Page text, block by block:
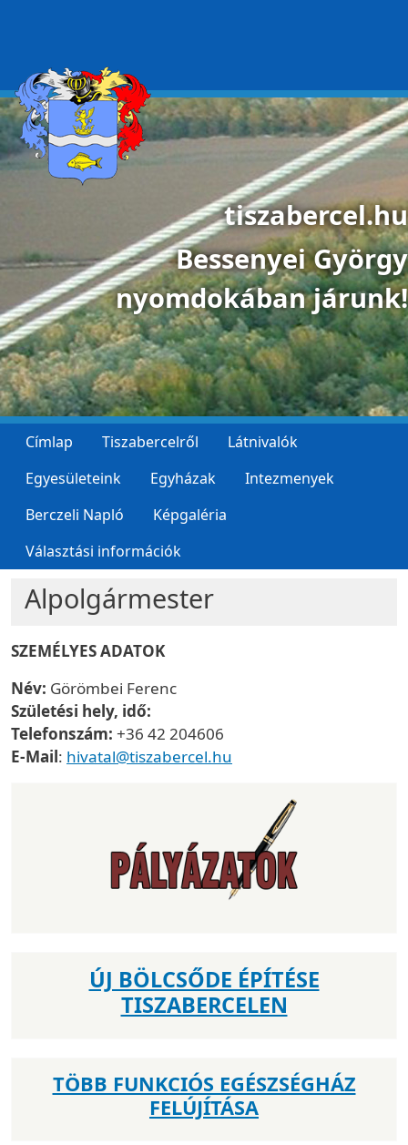
tiszabercel.hu
Bessenyei György
nyomdokában járunk!
Címlap Tiszabercelről
Látnivalók
Egyesületeink
Egyházak
Intezmenyek
Berczeli Napló
Képgaléria
Választási információk
Alpolgármester
SZEMÉLYES ADATOK
Név: Görömbei Ferenc
Születési hely, idő:
Telefonszám: +36 42 204606
E-Mail: hivatal@tiszabercel.hu
ÚJ BÖLCSŐDE ÉPÍTÉSE
TISZABERCELEN
TÖBB FUNKCIÓS EGÉSZSÉGHÁZ
FELÚJÍTÁSA